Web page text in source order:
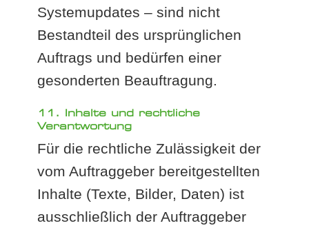
Systemupdates – sind nicht
Bestandteil des ursprünglichen
Auftrags und bedürfen einer
gesonderten Beauftragung.
11. Inhalte und rechtliche
Verantwortung
Für die rechtliche Zulässigkeit der
vom Auftraggeber bereitgestellten
Inhalte (Texte, Bilder, Daten) ist
ausschließlich der Auftraggeber